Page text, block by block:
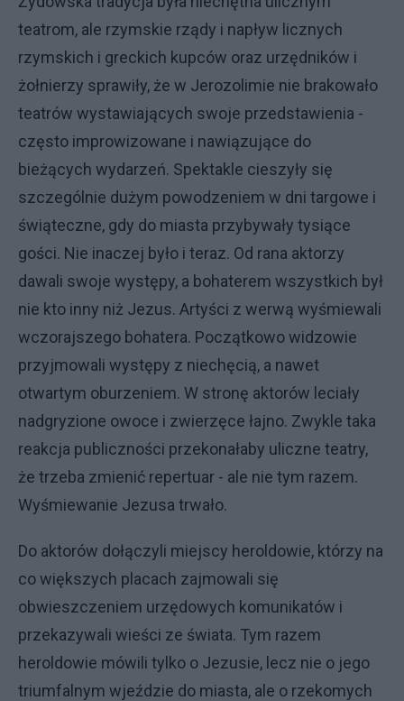
teatrom, ale rzymskie rządy i napływ licznych
rzymskich i greckich kupców oraz urzędników i
żołnierzy sprawiły, że w Jerozolimie nie brakowało
teatrów wystawiających swoje przedstawienia -
często improwizowane i nawiązujące do
bieżących wydarzeń. Spektakle cieszyły się
szczególnie dużym powodzeniem w dni targowe i
świąteczne, gdy do miasta przybywały tysiące
gości. Nie inaczej było i teraz. Od rana aktorzy
dawali swoje występy, a bohaterem wszystkich był
nie kto inny niż Jezus. Artyści z werwą wyśmiewali
wczorajszego bohatera. Początkowo widzowie
przyjmowali występy z niechęcią, a nawet
otwartym oburzeniem. W stronę aktorów leciały
nadgryzione owoce i zwierzęce łajno. Zwykle taka
reakcja publiczności przekonałaby uliczne teatry,
że trzeba zmienić repertuar - ale nie tym razem.
Wyśmiewanie Jezusa trwało.
Do aktorów dołączyli miejscy heroldowie, którzy na
co większych placach zajmowali się
obwieszczeniem urzędowych komunikatów i
przekazywali wieści ze świata. Tym razem
heroldowie mówili tylko o Jezusie, lecz nie o jego
triumfalnym wjeździe do miasta, ale o rzekomych